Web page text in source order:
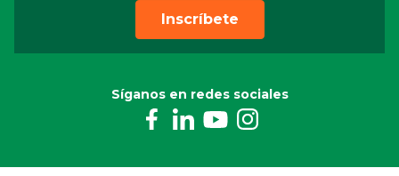
Inscríbete
Síganos en redes sociales